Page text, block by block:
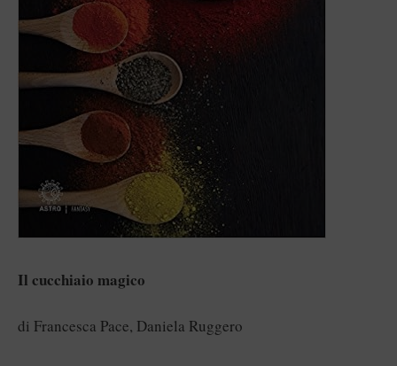
Il cucchiaio magico
di Francesca Pace, Daniela Ruggero